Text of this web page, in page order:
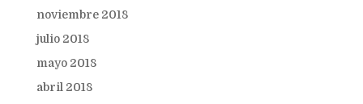
noviembre 2018
julio 2018
mayo 2018
abril 2018